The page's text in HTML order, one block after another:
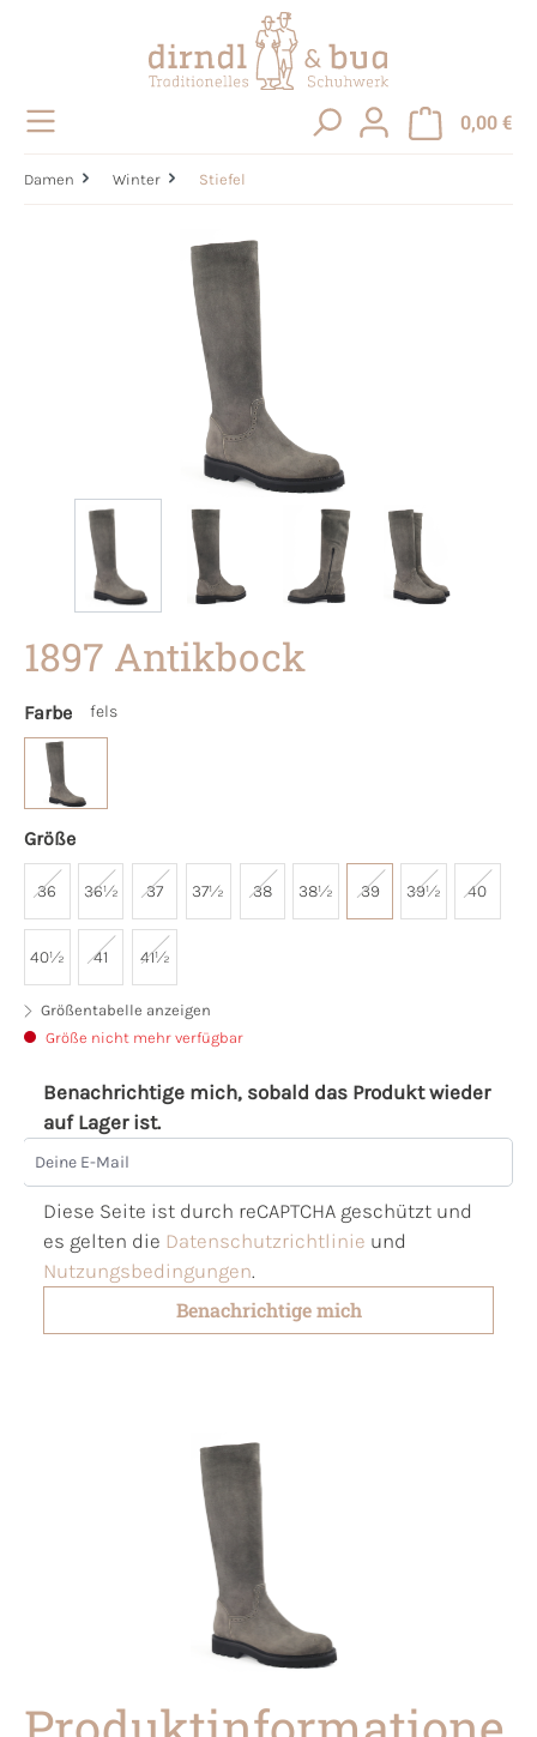
0,00 €
Damen Winter Stiefel
Bildergalerie überspringen
1897 Antikbock
Farbe fels
Größe
36 36½ 37 37½ 38 38½ 39 39½ 40
40½ 41 41½
Größentabelle anzeigen
Größe nicht mehr verfügbar
Benachrichtige mich, sobald das Produkt wieder
auf Lager ist.
Deine E-Mail
Diese Seite ist durch reCAPTCHA geschützt und
es gelten die Datenschutzrichtlinie und
Nutzungsbedingungen.
Benachrichtige mich